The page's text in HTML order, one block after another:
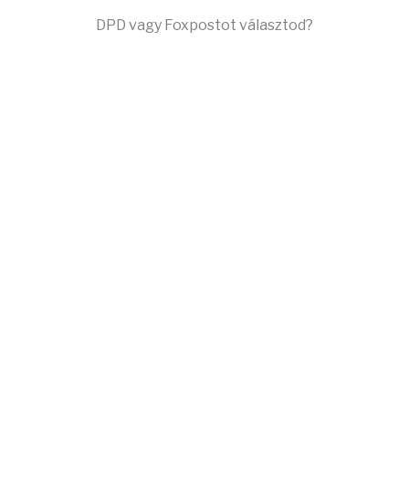
DPD vagy Foxpostot választod?